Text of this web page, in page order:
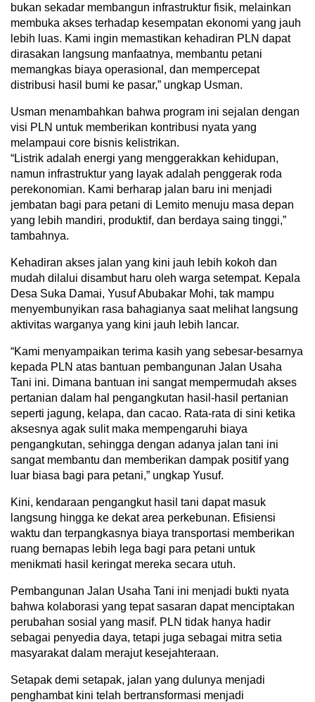
bukan sekadar membangun infrastruktur fisik, melainkan
membuka akses terhadap kesempatan ekonomi yang jauh
lebih luas. Kami ingin memastikan kehadiran PLN dapat
dirasakan langsung manfaatnya, membantu petani
memangkas biaya operasional, dan mempercepat
distribusi hasil bumi ke pasar,” ungkap Usman.
Usman menambahkan bahwa program ini sejalan dengan
visi PLN untuk memberikan kontribusi nyata yang
melampaui core bisnis kelistrikan.
“Listrik adalah energi yang menggerakkan kehidupan,
namun infrastruktur yang layak adalah penggerak roda
perekonomian. Kami berharap jalan baru ini menjadi
jembatan bagi para petani di Lemito menuju masa depan
yang lebih mandiri, produktif, dan berdaya saing tinggi,”
tambahnya.
Kehadiran akses jalan yang kini jauh lebih kokoh dan
mudah dilalui disambut haru oleh warga setempat. Kepala
Desa Suka Damai, Yusuf Abubakar Mohi, tak mampu
menyembunyikan rasa bahagianya saat melihat langsung
aktivitas warganya yang kini jauh lebih lancar.
“Kami menyampaikan terima kasih yang sebesar-besarnya
kepada PLN atas bantuan pembangunan Jalan Usaha
Tani ini. Dimana bantuan ini sangat mempermudah akses
pertanian dalam hal pengangkutan hasil-hasil pertanian
seperti jagung, kelapa, dan cacao. Rata-rata di sini ketika
aksesnya agak sulit maka mempengaruhi biaya
pengangkutan, sehingga dengan adanya jalan tani ini
sangat membantu dan memberikan dampak positif yang
luar biasa bagi para petani,” ungkap Yusuf.
Kini, kendaraan pengangkut hasil tani dapat masuk
langsung hingga ke dekat area perkebunan. Efisiensi
waktu dan terpangkasnya biaya transportasi memberikan
ruang bernapas lebih lega bagi para petani untuk
menikmati hasil keringat mereka secara utuh.
Pembangunan Jalan Usaha Tani ini menjadi bukti nyata
bahwa kolaborasi yang tepat sasaran dapat menciptakan
perubahan sosial yang masif. PLN tidak hanya hadir
sebagai penyedia daya, tetapi juga sebagai mitra setia
masyarakat dalam merajut kesejahteraan.
Setapak demi setapak, jalan yang dulunya menjadi
penghambat kini telah bertransformasi menjadi